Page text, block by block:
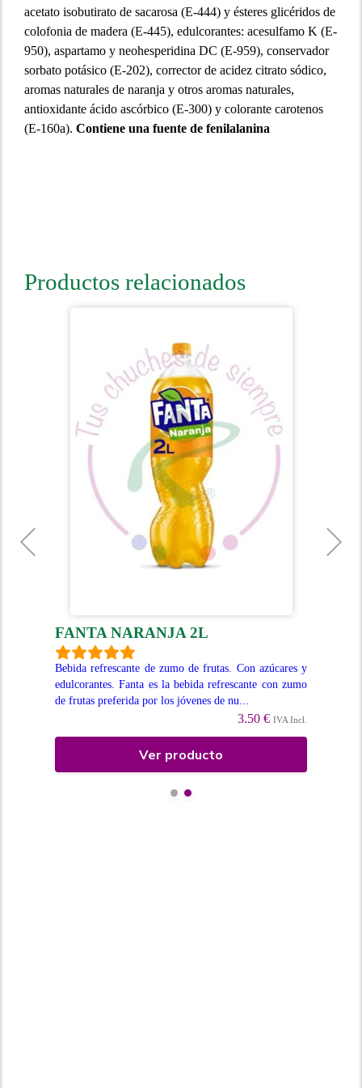
acetato isobutirato de sacarosa (E-444) y ésteres glicéridos de
colofonia de madera (E-445), edulcorantes: acesulfamo K (E-
950), aspartamo y neohesperidina DC (E-959), conservador
sorbato potásico (E-202), corrector de acidez citrato sódico,
aromas naturales de naranja y otros aromas naturales,
antioxidante ácido ascórbico (E-300) y colorante carotenos
(E-160a). Contiene una fuente de fenilalanina
Productos relacionados
FANTA NARANJA 2L
Bebida refrescante de zumo de frutas. Con azúcares y
edulcorantes. Fanta es la bebida refrescante con zumo
de frutas preferida por los jóvenes de nu...
3.50 € IVA Incl.
Ver producto